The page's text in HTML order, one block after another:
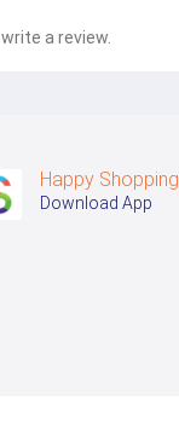
a review.
Happy Shopping
Download App